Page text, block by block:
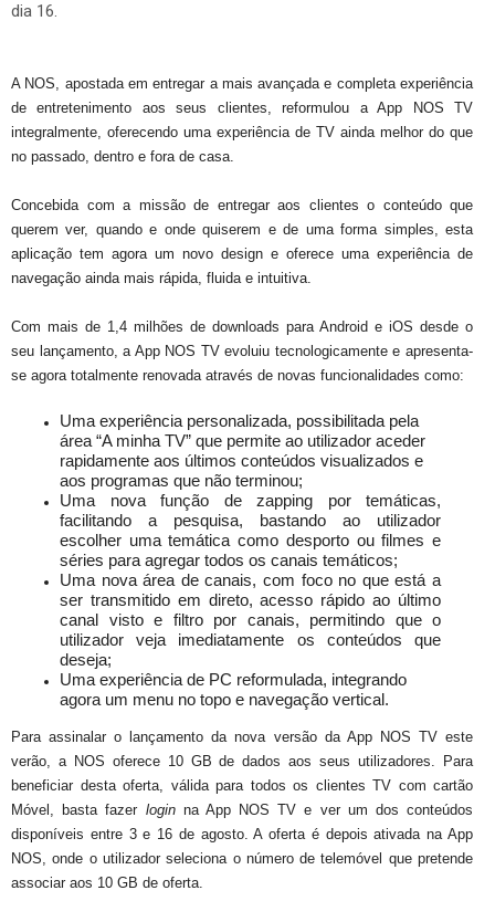
dia 16.
A NOS, apostada em entregar a mais avançada e completa experiência
de entretenimento aos seus clientes, reformulou a App NOS TV
integralmente, oferecendo uma experiência de TV ainda melhor do que
no passado, dentro e fora de casa.
Concebida com a missão de entregar aos clientes o conteúdo que
querem ver, quando e onde quiserem e de uma forma simples, esta
aplicação tem agora um novo design e oferece uma experiência de
navegação ainda mais rápida, fluida e intuitiva.
Com mais de 1,4 milhões de downloads para Android e iOS desde o
seu lançamento, a App NOS TV evoluiu tecnologicamente e apresenta-
se agora totalmente renovada através de novas funcionalidades como:
Uma experiência personalizada, possibilitada pela
área “A minha TV” que permite ao utilizador aceder
rapidamente aos últimos conteúdos visualizados e
aos programas que não terminou;
Uma nova função de zapping por temáticas,
facilitando a pesquisa, bastando ao utilizador
escolher uma temática como desporto ou filmes e
séries para agregar todos os canais temáticos;
Uma nova área de canais, com foco no que está a
ser transmitido em direto, acesso rápido ao último
canal visto e filtro por canais, permitindo que o
utilizador veja imediatamente os conteúdos que
deseja;
Uma experiência de PC reformulada, integrando
agora um menu no topo e navegação vertical.
Para assinalar o lançamento da nova versão da App NOS TV este
verão, a NOS oferece 10 GB de dados aos seus utilizadores. Para
beneficiar desta oferta, válida para todos os clientes TV com cartão
Móvel, basta fazer login na App NOS TV e ver um dos conteúdos
disponíveis entre 3 e 16 de agosto. A oferta é depois ativada na App
NOS, onde o utilizador seleciona o número de telemóvel que pretende
associar aos 10 GB de oferta.